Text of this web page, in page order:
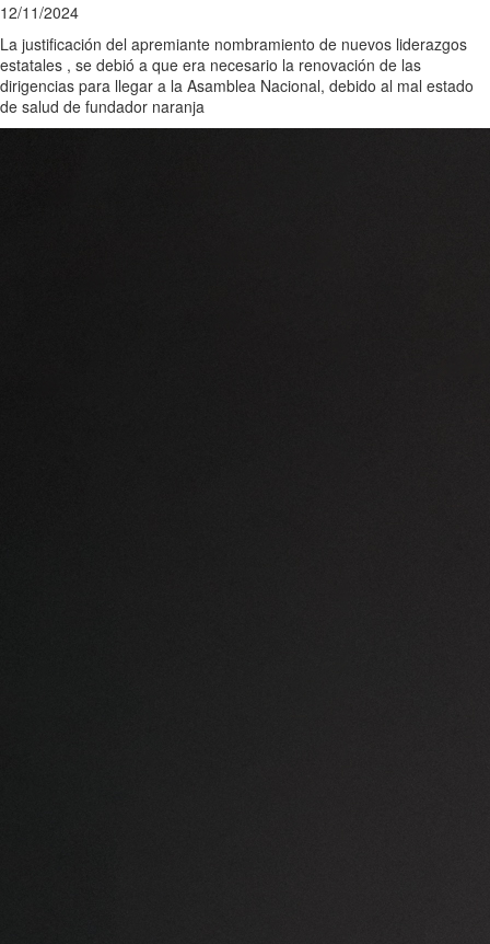
12/11/2024
La justificación del apremiante nombramiento de nuevos liderazgos
estatales , se debió a que era necesario la renovación de las
dirigencias para llegar a la Asamblea Nacional, debido al mal estado
de salud de fundador naranja